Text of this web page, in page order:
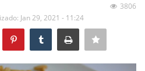
Jan 29, 2021 - 11:24
3806